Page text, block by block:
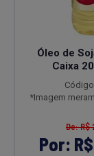
Óleo de
Caixa
*Imagem
De: R$
Por: